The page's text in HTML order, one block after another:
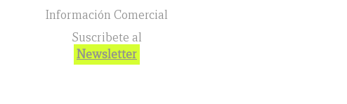
Información Comercial
Suscribete al
Newsletter